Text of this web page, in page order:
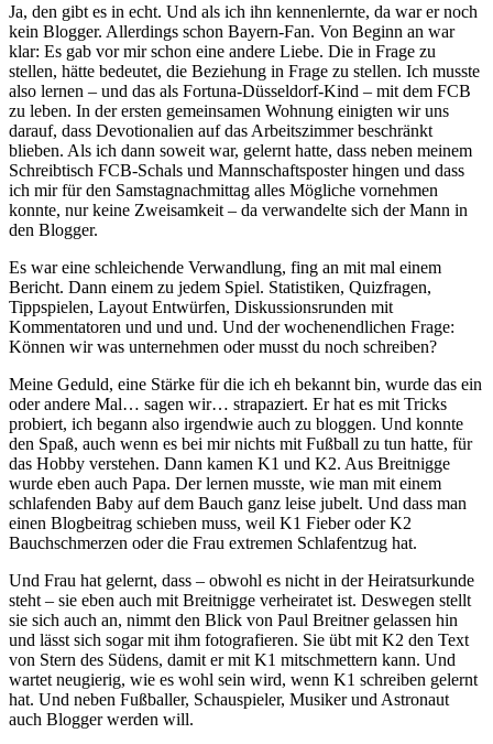
Ja, den gibt es in echt. Und als ich ihn kennenlernte, da war er noch
kein Blogger. Allerdings schon Bayern-Fan. Von Beginn an war
klar: Es gab vor mir schon eine andere Liebe. Die in Frage zu
stellen, hätte bedeutet, die Beziehung in Frage zu stellen. Ich musste
also lernen – und das als Fortuna-Düsseldorf-Kind – mit dem FCB
zu leben. In der ersten gemeinsamen Wohnung einigten wir uns
darauf, dass Devotionalien auf das Arbeitszimmer beschränkt
blieben. Als ich dann soweit war, gelernt hatte, dass neben meinem
Schreibtisch FCB-Schals und Mannschaftsposter hingen und dass
ich mir für den Samstagnachmittag alles Mögliche vornehmen
konnte, nur keine Zweisamkeit – da verwandelte sich der Mann in
den Blogger.
Es war eine schleichende Verwandlung, fing an mit mal einem
Bericht. Dann einem zu jedem Spiel. Statistiken, Quizfragen,
Tippspielen, Layout Entwürfen, Diskussionsrunden mit
Kommentatoren und und und. Und der wochenendlichen Frage:
Können wir was unternehmen oder musst du noch schreiben?
Meine Geduld, eine Stärke für die ich eh bekannt bin, wurde das ein
oder andere Mal… sagen wir… strapaziert. Er hat es mit Tricks
probiert, ich begann also irgendwie auch zu bloggen. Und konnte
den Spaß, auch wenn es bei mir nichts mit Fußball zu tun hatte, für
das Hobby verstehen. Dann kamen K1 und K2. Aus Breitnigge
wurde eben auch Papa. Der lernen musste, wie man mit einem
schlafenden Baby auf dem Bauch ganz leise jubelt. Und dass man
einen Blogbeitrag schieben muss, weil K1 Fieber oder K2
Bauchschmerzen oder die Frau extremen Schlafentzug hat.
Und Frau hat gelernt, dass – obwohl es nicht in der Heiratsurkunde
steht – sie eben auch mit Breitnigge verheiratet ist. Deswegen stellt
sie sich auch an, nimmt den Blick von Paul Breitner gelassen hin
und lässt sich sogar mit ihm fotografieren. Sie übt mit K2 den Text
von Stern des Südens, damit er mit K1 mitschmettern kann. Und
wartet neugierig, wie es wohl sein wird, wenn K1 schreiben gelernt
hat. Und neben Fußballer, Schauspieler, Musiker und Astronaut
auch Blogger werden will.